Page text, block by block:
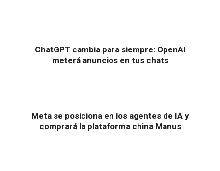
ChatGPT cambia para siempre: OpenAI
meterá anuncios en tus chats
Meta se posiciona en los agentes de IA y
comprará la plataforma china Manus